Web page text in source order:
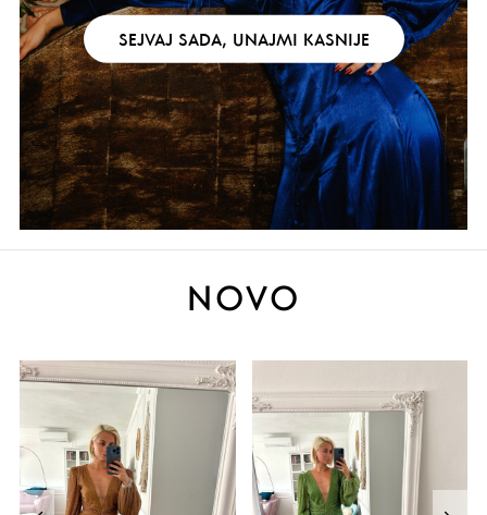
SEJVAJ SADA, UNAJMI KASNIJE
NOVO